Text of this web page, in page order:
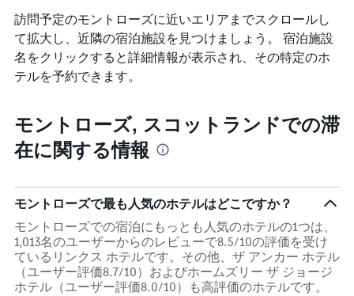
訪問予定のモントローズに近いエリアまでスクロールし
て拡大し、近隣の宿泊施設を見つけましょう。 宿泊施設
名をクリックすると詳細情報が表示され、その特定のホ
テルを予約できます。
モントローズ, スコットランドでの滞
在に関する情報
モントローズで最も人気のホテルはどこですか？
モントローズでの宿泊にもっとも人気のホテルの1つは、
1,013名のユーザーからのレビューで8.5/10の評価を受け
ているリンクス ホテルです。その他、ザ アンカー ホテル
（ユーザー評価8.7/10）およびホームズリー ザ ジョージ
ホテル（ユーザー評価8.0/10）も高評価のホテルです。